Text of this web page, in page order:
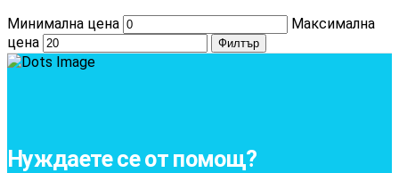
Минимална цена
Максимална
цена
Филтър
Нуждаете се от помощ?